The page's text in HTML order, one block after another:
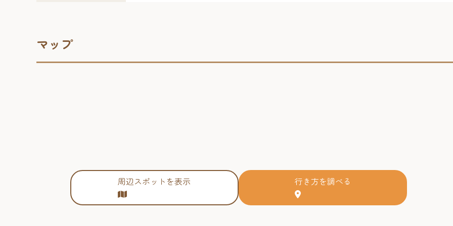
マップ
周辺スポットを表示 行き方を調べる